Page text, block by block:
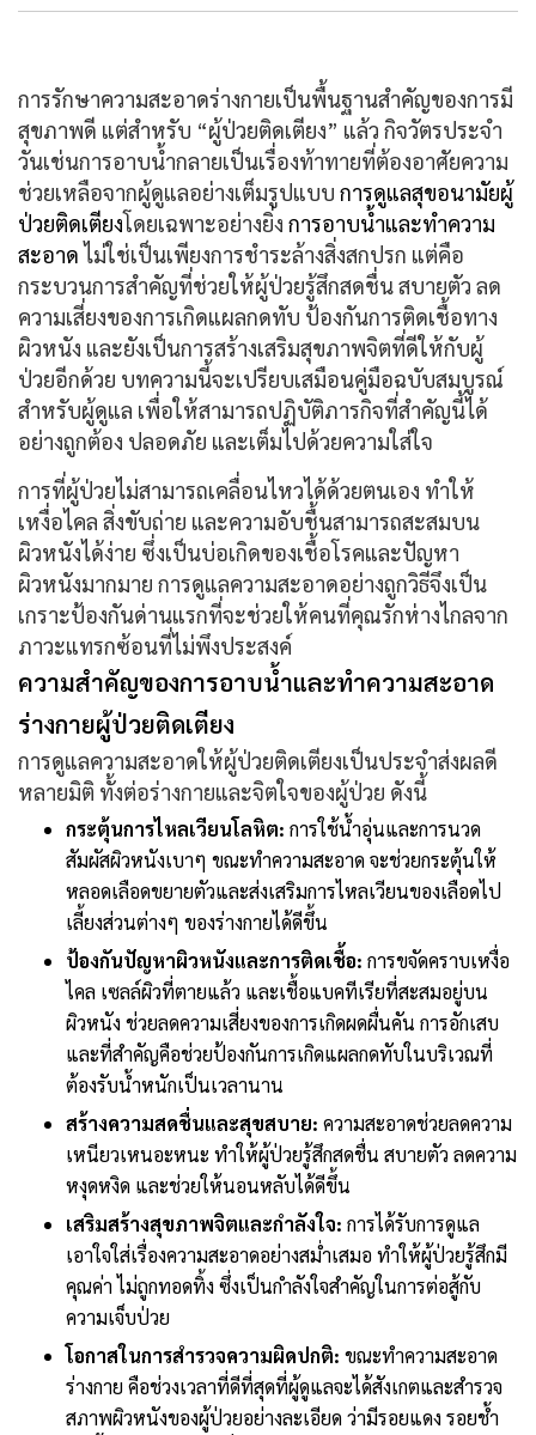
การรักษาความสะอาดร่างกายเป็นพื้นฐานสำคัญของการมี
สุขภาพดี แต่สำหรับ “ผู้ป่วยติดเตียง” แล้ว กิจวัตรประจำ
วันเช่นการอาบน้ำกลายเป็นเรื่องท้าทายที่ต้องอาศัยความ
ช่วยเหลือจากผู้ดูแลอย่างเต็มรูปแบบ การดูแลสุขอนามัยผู้
ป่วยติดเตียงโดยเฉพาะอย่างยิ่ง การอาบน้ำและทำความ
สะอาด ไม่ใช่เป็นเพียงการชำระล้างสิ่งสกปรก แต่คือ
กระบวนการสำคัญที่ช่วยให้ผู้ป่วยรู้สึกสดชื่น สบายตัว ลด
ความเสี่ยงของการเกิดแผลกดทับ ป้องกันการติดเชื้อทาง
ผิวหนัง และยังเป็นการสร้างเสริมสุขภาพจิตที่ดีให้กับผู้
ป่วยอีกด้วย บทความนี้จะเปรียบเสมือนคู่มือฉบับสมบูรณ์
สำหรับผู้ดูแล เพื่อให้สามารถปฏิบัติภารกิจที่สำคัญนี้ได้
อย่างถูกต้อง ปลอดภัย และเต็มไปด้วยความใส่ใจ
การที่ผู้ป่วยไม่สามารถเคลื่อนไหวได้ด้วยตนเอง ทำให้
เหงื่อไคล สิ่งขับถ่าย และความอับชื้นสามารถสะสมบน
ผิวหนังได้ง่าย ซึ่งเป็นบ่อเกิดของเชื้อโรคและปัญหา
ผิวหนังมากมาย การดูแลความสะอาดอย่างถูกวิธีจึงเป็น
เกราะป้องกันด่านแรกที่จะช่วยให้คนที่คุณรักห่างไกลจาก
ภาวะแทรกซ้อนที่ไม่พึงประสงค์
ความสำคัญของการอาบน้ำและทำความสะอาด
ร่างกายผู้ป่วยติดเตียง
การดูแลความสะอาดให้ผู้ป่วยติดเตียงเป็นประจำส่งผลดี
หลายมิติ ทั้งต่อร่างกายและจิตใจของผู้ป่วย ดังนี้
กระตุ้นการไหลเวียนโลหิต: การใช้น้ำอุ่นและการนวด
สัมผัสผิวหนังเบาๆ ขณะทำความสะอาด จะช่วยกระตุ้นให้
หลอดเลือดขยายตัวและส่งเสริมการไหลเวียนของเลือดไป
เลี้ยงส่วนต่างๆ ของร่างกายได้ดีขึ้น
ป้องกันปัญหาผิวหนังและการติดเชื้อ: การขจัดคราบเหงื่อ
ไคล เซลล์ผิวที่ตายแล้ว และเชื้อแบคทีเรียที่สะสมอยู่บน
ผิวหนัง ช่วยลดความเสี่ยงของการเกิดผดผื่นคัน การอักเสบ
และที่สำคัญคือช่วยป้องกันการเกิดแผลกดทับในบริเวณที่
ต้องรับน้ำหนักเป็นเวลานาน
สร้างความสดชื่นและสุขสบาย: ความสะอาดช่วยลดความ
เหนียวเหนอะหนะ ทำให้ผู้ป่วยรู้สึกสดชื่น สบายตัว ลดความ
หงุดหงิด และช่วยให้นอนหลับได้ดีขึ้น
เสริมสร้างสุขภาพจิตและกำลังใจ: การได้รับการดูแล
เอาใจใส่เรื่องความสะอาดอย่างสม่ำเสมอ ทำให้ผู้ป่วยรู้สึกมี
คุณค่า ไม่ถูกทอดทิ้ง ซึ่งเป็นกำลังใจสำคัญในการต่อสู้กับ
ความเจ็บป่วย
โอกาสในการสำรวจความผิดปกติ: ขณะทำความสะอาด
ร่างกาย คือช่วงเวลาที่ดีที่สุดที่ผู้ดูแลจะได้สังเกตและสำรวจ
สภาพผิวหนังของผู้ป่วยอย่างละเอียด ว่ามีรอยแดง รอยช้ำ